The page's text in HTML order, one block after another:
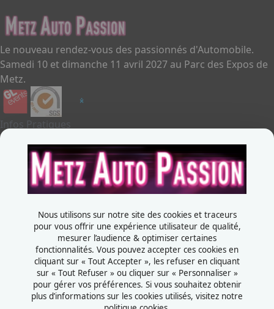
Le nouveau rendez-vous des passionnés d'Automobile.
Samedi 10 et dimanche 11 avril 2027 au Parc des Expos de
Metz.
Infos Pratiques
Je souhaite exposer
Metz Auto Passion
Contactez-nous
Rue de la Grange aux bois
57070 - Metz
France
Nous utilisons sur notre site des cookies et traceurs
pour vous offrir une expérience utilisateur de qualité,
mesurer l’audience & optimiser certaines
fonctionnalités. Vous pouvez accepter ces cookies en
cliquant sur « Tout Accepter », les refuser en cliquant
sur « Tout Refuser » ou cliquer sur « Personnaliser »
pour gérer vos préférences. Si vous souhaitez obtenir
plus d’informations sur les cookies utilisés, visitez notre